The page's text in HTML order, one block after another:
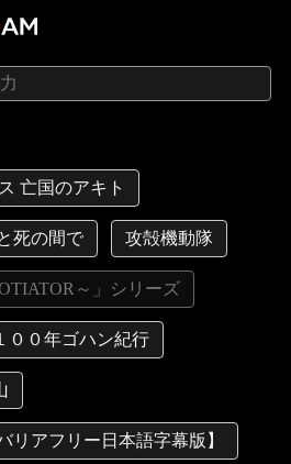
亡国のアキト
死の間で 攻殻機動隊
～」シリーズ
００年ゴハン紀行
リアフリー日本語字幕版】